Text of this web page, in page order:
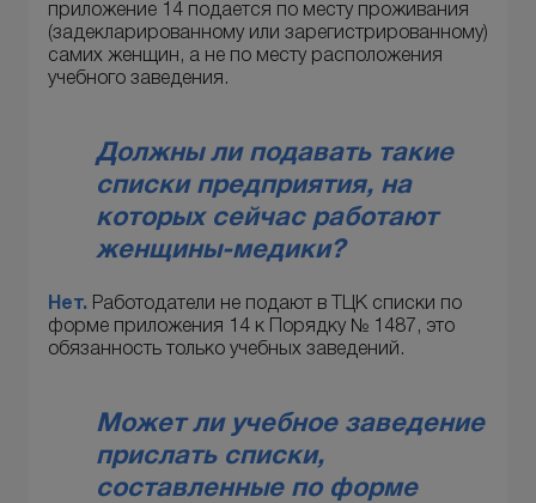
приложение 14 подается по месту проживания
(задекларированному или зарегистрированному)
самих женщин, а не по месту расположения
учебного заведения.
Должны ли подавать такие
списки предприятия, на
которых сейчас работают
женщины-медики?
Нет. Работодатели не подают в ТЦК списки по
форме приложения 14 к Порядку № 1487, это
обязанность только учебных заведений.
Может ли учебное заведение
прислать списки,
составленные по форме